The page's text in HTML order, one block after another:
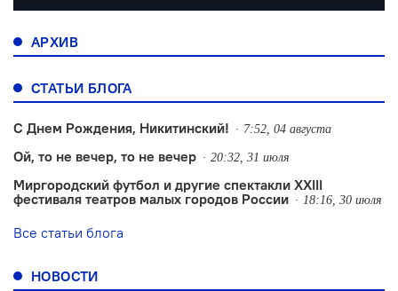
АРХИВ
СТАТЬИ БЛОГА
С Днем Рождения, Никитинский! 7:52, 04 августа
Ой, то не вечер, то не вечер 20:32, 31 июля
Миргородский футбол и другие спектакли XXIII
фестиваля театров малых городов России
18:16, 30 июля
Все статьи блога
НОВОСТИ